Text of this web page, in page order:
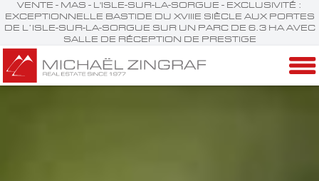
VENTE - MAS - L'ISLE-SUR-LA-SORGUE - EXCLUSIVITÉ :
EXCEPTIONNELLE BASTIDE DU XVIIIE SIÈCLE AUX PORTES
DE L’ISLE-SUR-LA-SORGUE SUR UN PARC DE 6.3 HA AVEC
SALLE DE RÉCEPTION DE PRESTIGE